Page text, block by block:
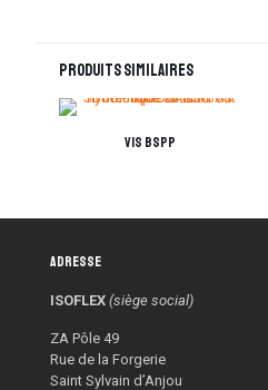
Produits similaires
Vis BSPP
Adresse
ISOFLEX (siège social)
ZA Pôle 49
Rue de la Forgerie
Saint Sylvain d’Anjou